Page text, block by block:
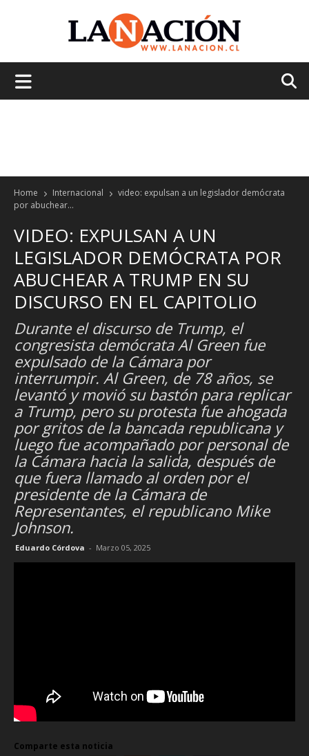
Home Internacional
video: expulsan a un legislador demócrata
por abuchear...
VIDEO: EXPULSAN A UN
LEGISLADOR DEMÓCRATA POR
ABUCHEAR A TRUMP EN SU
DISCURSO EN EL CAPITOLIO
Durante el discurso de Trump, el
congresista demócrata Al Green fue
expulsado de la Cámara por
interrumpir. Al Green, de 78 años, se
levantó y movió su bastón para replicar
a Trump, pero su protesta fue ahogada
por gritos de la bancada republicana y
luego fue acompañado por personal de
la Cámara hacia la salida, después de
que fuera llamado al orden por el
presidente de la Cámara de
Representantes, el republicano Mike
Johnson.
Eduardo Córdova - Marzo 05, 2025
Comparte esta noticia